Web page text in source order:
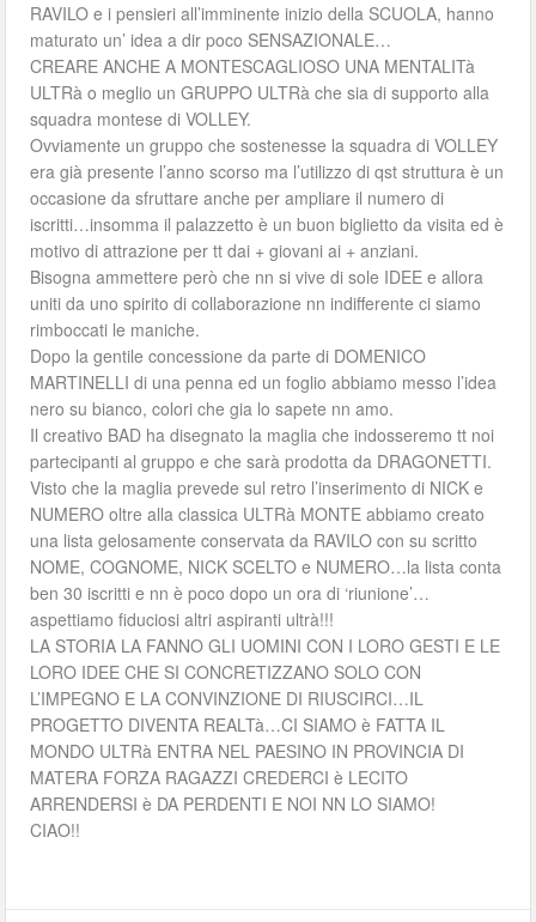
RAVILO e i pensieri all’imminente inizio della SCUOLA, hanno
maturato un’ idea a dir poco SENSAZIONALE…
CREARE ANCHE A MONTESCAGLIOSO UNA MENTALITà
ULTRà o meglio un GRUPPO ULTRà che sia di supporto alla
squadra montese di VOLLEY.
Ovviamente un gruppo che sostenesse la squadra di VOLLEY
era già presente l’anno scorso ma l’utilizzo di qst struttura è un
occasione da sfruttare anche per ampliare il numero di
iscritti…insomma il palazzetto è un buon biglietto da visita ed è
motivo di attrazione per tt dai + giovani ai + anziani.
Bisogna ammettere però che nn si vive di sole IDEE e allora
uniti da uno spirito di collaborazione nn indifferente ci siamo
rimboccati le maniche.
Dopo la gentile concessione da parte di DOMENICO
MARTINELLI di una penna ed un foglio abbiamo messo l’idea
nero su bianco, colori che gia lo sapete nn amo.
Il creativo BAD ha disegnato la maglia che indosseremo tt noi
partecipanti al gruppo e che sarà prodotta da DRAGONETTI.
Visto che la maglia prevede sul retro l’inserimento di NICK e
NUMERO oltre alla classica ULTRà MONTE abbiamo creato
una lista gelosamente conservata da RAVILO con su scritto
NOME, COGNOME, NICK SCELTO e NUMERO…la lista conta
ben 30 iscritti e nn è poco dopo un ora di ‘riunione’…
aspettiamo fiduciosi altri aspiranti ultrà!!!
LA STORIA LA FANNO GLI UOMINI CON I LORO GESTI E LE
LORO IDEE CHE SI CONCRETIZZANO SOLO CON
L’IMPEGNO E LA CONVINZIONE DI RIUSCIRCI…IL
PROGETTO DIVENTA REALTà…CI SIAMO è FATTA IL
MONDO ULTRà ENTRA NEL PAESINO IN PROVINCIA DI
MATERA FORZA RAGAZZI CREDERCI è LECITO
ARRENDERSI è DA PERDENTI E NOI NN LO SIAMO!
CIAO!!